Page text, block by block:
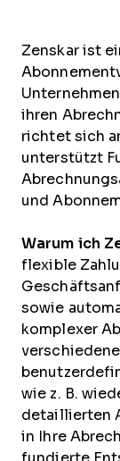
Zenskar ist
ihren
richtet sich
unterstützt
und
Warum ich
flexible
sowie
komplexer
wie z. B.
detaillierten
in Ihre
fundierte